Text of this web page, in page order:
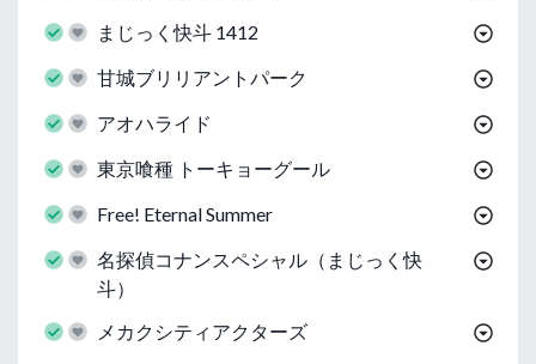
まじっく快斗 1412
甘城ブリリアントパーク
アオハライド
東京喰種 トーキョーグール
Free! Eternal Summer
名探偵コナンスペシャル（まじっく快
斗）
メカクシティアクターズ